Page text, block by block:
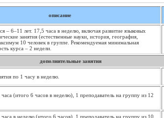
описание
– 6–11 лет. 17,5 часа в неделю, включая развитие языковых
занятия (естественные науки, история, география,
10 человек в группе. Рекомендуемая минимальная
курса – 2 недели.
дополнительные занятия
по 1 часу в неделю.
(итого 6 часов в неделю), 1 преподаватель на группу из 12
в неделю (итого 6 часов), 1 преподаватель на группу из 10